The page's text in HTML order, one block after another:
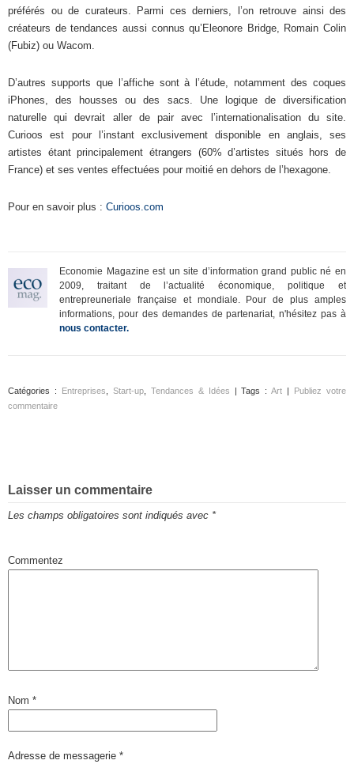
préférés ou de curateurs. Parmi ces derniers, l’on retrouve ainsi des
créateurs de tendances aussi connus qu’Eleonore Bridge, Romain Colin
(Fubiz) ou Wacom.
D’autres supports que l’affiche sont à l’étude, notamment des coques
iPhones, des housses ou des sacs. Une logique de diversification
naturelle qui devrait aller de pair avec l’internationalisation du site.
Curioos est pour l’instant exclusivement disponible en anglais, ses
artistes étant principalement étrangers (60% d’artistes situés hors de
France) et ses ventes effectuées pour moitié en dehors de l’hexagone.
Pour en savoir plus : Curioos.com
Economie Magazine est un site d’information grand public né en
2009, traitant de l’actualité économique, politique et
entrepreuneriale française et mondiale. Pour de plus amples
informations, pour des demandes de partenariat, n'hésitez pas à
nous contacter.
Catégories : Entreprises Start-up, Tendances & Idées | Tags :Art | Publiez votre
commentaire
Laisser un commentaire
Les champs obligatoires sont indiqués avec *
Commentez
Nom *
Adresse de messagerie *